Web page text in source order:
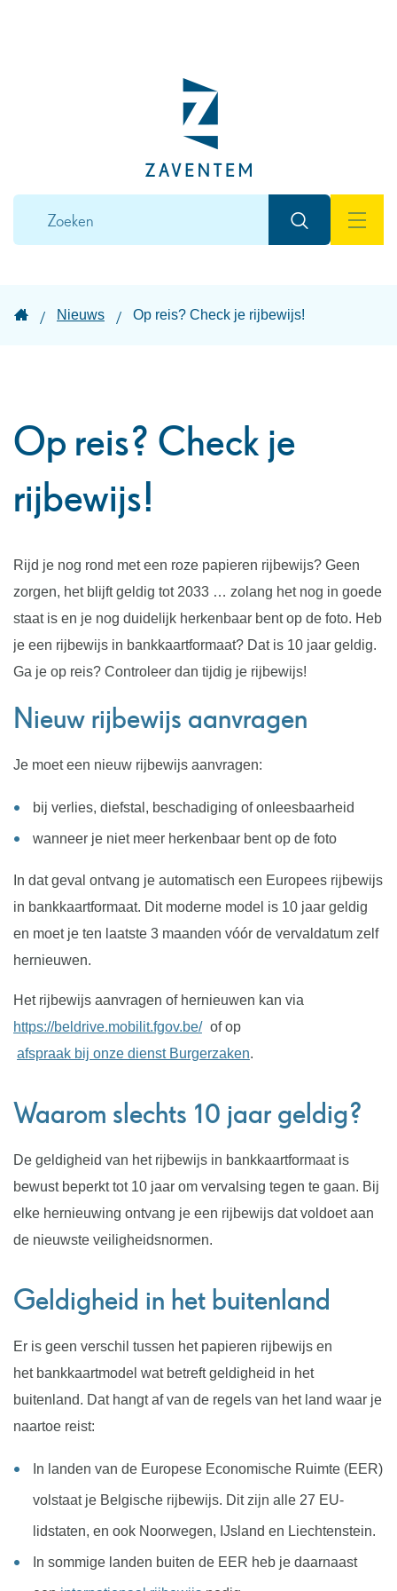
Zaventem
Zoeken
Startpagina
Nieuws Op reis? Check je rijbewijs!
Op reis? Check je
rijbewijs!
Rijd je nog rond met een roze papieren rijbewijs? Geen
zorgen, het blijft geldig tot 2033 … zolang het nog in goede
staat is en je nog duidelijk herkenbaar bent op de foto. Heb
je een rijbewijs in bankkaartformaat? Dat is 10 jaar geldig.
Ga je op reis? Controleer dan tijdig je rijbewijs!
Nieuw rijbewijs aanvragen
Je moet een nieuw rijbewijs aanvragen:
bij verlies, diefstal, beschadiging of onleesbaarheid
wanneer je niet meer herkenbaar bent op de foto
In dat geval ontvang je automatisch een Europees rijbewijs
in bankkaartformaat. Dit moderne model is 10 jaar geldig
en moet je ten laatste 3 maanden vóór de vervaldatum zelf
hernieuwen.
Het rijbewijs aanvragen of hernieuwen kan via
https://beldrive.mobilit.fgov.be/ of op
afspraak bij onze dienst Burgerzaken.
Waarom slechts 10 jaar geldig?
De geldigheid van het rijbewijs in bankkaartformaat is
bewust beperkt tot 10 jaar om vervalsing tegen te gaan. Bij
elke hernieuwing ontvang je een rijbewijs dat voldoet aan
de nieuwste veiligheidsnormen.
Geldigheid in het buitenland
Er is geen verschil tussen het papieren rijbewijs en
het bankkaartmodel wat betreft geldigheid in het
buitenland. Dat hangt af van de regels van het land waar je
naartoe reist:
In landen van de Europese Economische Ruimte (EER)
volstaat je Belgische rijbewijs. Dit zijn alle 27 EU-
lidstaten, en ook Noorwegen, IJsland en Liechtenstein.
In sommige landen buiten de EER heb je daarnaast